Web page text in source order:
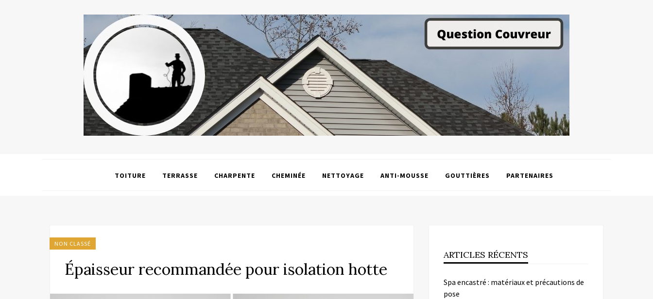
TOITURE TERRASSE CHARPENTE CHEMINÉE NETTOYAGE ANTI-MOUSSE GOUTTIÈRES PARTENAIRES
NON CLASSÉ
Épaisseur recommandée pour isolation hotte
ARTICLES RÉCENTS
Spa encastré : matériaux et précautions de
pose